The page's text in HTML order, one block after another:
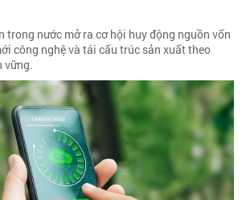
trong nước mở ra cơ hội huy động nguồn vốn
công nghệ và tái cấu trúc sản xuất theo
vững.